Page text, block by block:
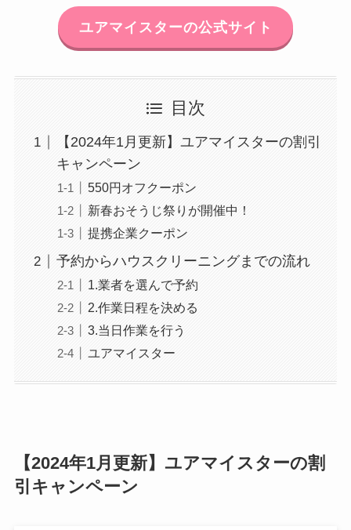
ユアマイスターの公式サイト
目次
【2024年1月更新】ユアマイスターの割引
キャンペーン
550円オフクーポン
新春おそうじ祭りが開催中！
提携企業クーポン
予約からハウスクリーニングまでの流れ
1.業者を選んで予約
2.作業日程を決める
3.当日作業を行う
ユアマイスター
【2024年1月更新】ユアマイスターの割
引キャンペーン